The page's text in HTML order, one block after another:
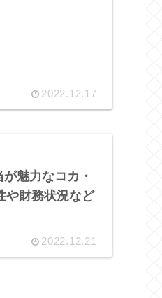
2022.12.17
が魅力なコカ・
や財務状況など
2022.12.21